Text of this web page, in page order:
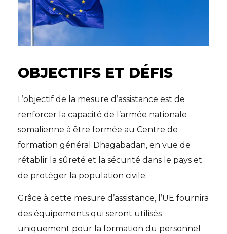
OBJECTIFS ET DÉFIS
L’objectif de la mesure d’assistance est de
renforcer la capacité de l’armée nationale
somalienne à être formée au Centre de
formation général Dhagabadan, en vue de
rétablir la sûreté et la sécurité dans le pays et
de protéger la population civile.
Grâce à cette mesure d’assistance, l’UE fournira
des équipements qui seront utilisés
uniquement pour la formation du personnel